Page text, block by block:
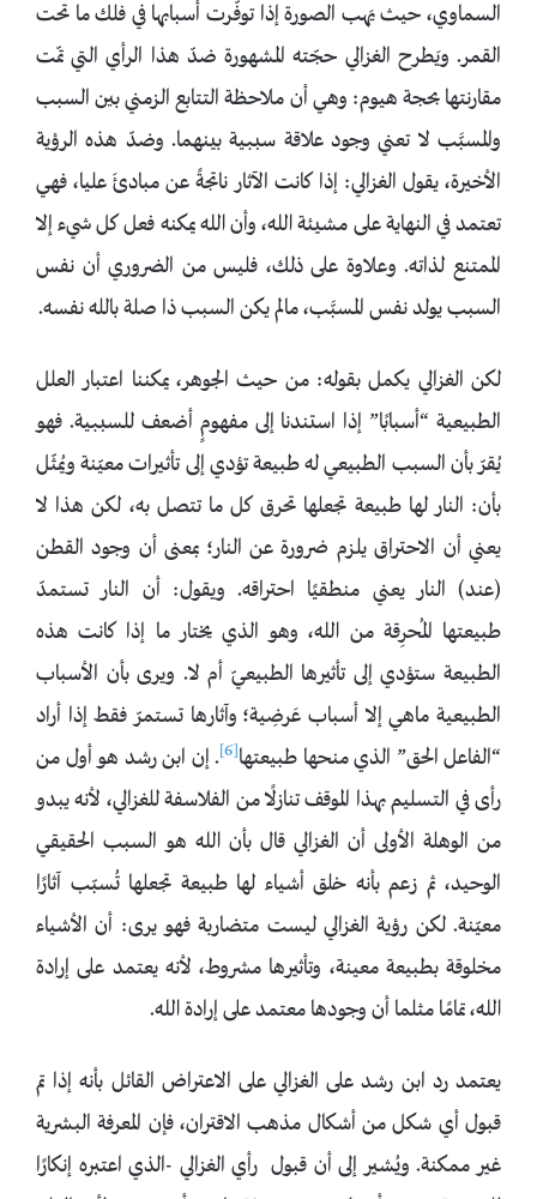
السماوي، حيث يَهب الصورة إذا توفّرت أسبابها في فلك ما تحت
القمر. ويَطرح الغزالي حجّته المشهورة ضدّ هذا الرأي التي تمّت
مقارنتها بحجة هيوم: وهي أن ملاحظة التتابع الزمني بين السبب
والمسبَّب لا تعني وجود علاقة سببية بينهما. وضدّ هذه الرؤية
الأخيرة، يقول الغزالي: إذا كانت الآثار ناتجةً عن مبادئَ عليا، فهي
تعتمد في النهاية على مشيئة الله، وأن الله يمكنه فعل كل شيء إلا
الممتنع لذاته. وعلاوة على ذلك، فليس من الضروري أن نفس
السبب يولد نفس المسبَّب، مالم يكن السبب ذا صلة بالله نفسه.
لكن الغزالي يكمل بقوله: من حيث الجوهر، يمكننا اعتبار العلل
الطبيعية “أسبابًا” إذا استندنا إلى مفهومٍ أضعف للسببية. فهو
يُقرّ بأن السبب الطبيعي له طبيعة تؤدي إلى تأثيرات معيّنة ويُمثّل
بأن: النار لها طبيعة تجعلها تحرق كل ما تتصل به، لكن هذا لا
يعني أن الاحتراق يلزم ضرورة عن النار؛ بمعنى أن وجود القطن
(عند) النار يعني منطقيًا احتراقه. ويقول: أن النار تستمدّ
طبيعتها المُحرِقة من الله، وهو الذي يختار ما إذا كانت هذه
الطبيعة ستؤدي إلى تأثيرها الطبيعيّ أم لا. ويرى بأن الأسباب
الطبيعية ماهي إلا أسباب عَرضِية؛ وآثارها تستمرّ فقط إذا أراد
“الفاعل الحق” الذي منحها طبيعتها[6]
. إن ابن رشد هو أول من
رأى في التسليم بهذا الموقف تنازلًا من الفلاسفة للغزالي، لأنه يبدو
من الوهلة الأولى أن الغزالي قال بأن الله هو السبب الحقيقي
الوحيد، ثم زعم بأنه خلق أشياء لها طبيعة تجعلها تُسبّب آثارًا
معيّنة. لكن رؤية الغزالي ليست متضاربة فهو يرى: أن الأشياء
مخلوقة بطبيعة معينة، وتأثيرها مشروط، لأنه يعتمد على إرادة
الله، تمامًا مثلما أن وجودها معتمد على إرادة الله.
يعتمد رد ابن رشد على الغزالي على الاعتراض القائل بأنه إذا تم
قبول أي شكل من أشكال مذهب الاقتران، فإن المعرفة البشرية
غير ممكنة. ويُشير إلى أن قبول رأي الغزالي -الذي اعتبره إنكارًا